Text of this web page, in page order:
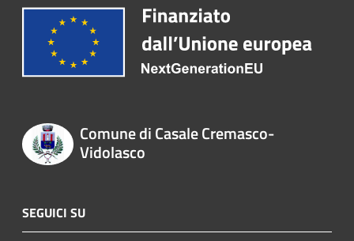
Comune di Casale Cremasco-
Vidolasco
SEGUICI SU